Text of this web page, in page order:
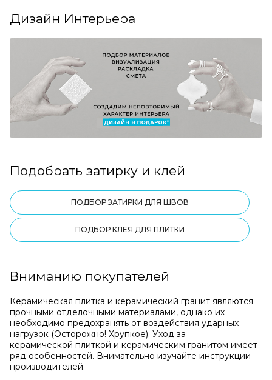
Дизайн Интерьера
Подобрать затирку и клей
ПОДБОР ЗАТИРКИ ДЛЯ ШВОВ
ПОДБОР КЛЕЯ ДЛЯ ПЛИТКИ
Вниманию покупателей
Керамическая плитка и керамический гранит являются
прочными отделочными материалами, однако их
необходимо предохранять от воздействия ударных
нагрузок (Осторожно! Хрупкое). Уход за
керамической плиткой и керамическим гранитом имеет
ряд особенностей. Внимательно изучайте инструкции
производителей.